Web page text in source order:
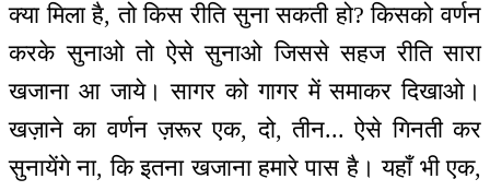
क्या मिला है, तो किस रीति सुना सकती हो? किसको वर्णन
करके सुनाओ तो ऐसे सुनाओ जिससे सहज रीति सारा
खजाना आ जाये। सागर को गागर में समाकर दिखाओ।
खज़ाने का वर्णन ज़रूर एक, दो, तीन... ऐसे गिनती कर
सुनायेंगे ना, कि इतना खजाना हमारे पास है। यहाँ भी एक,